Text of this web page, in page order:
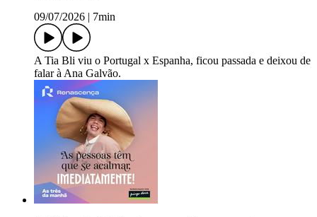
09/07/2026
7min
A Tia Bli viu o Portugal x Espanha, ficou passada e deixou de
falar à Ana Galvão.